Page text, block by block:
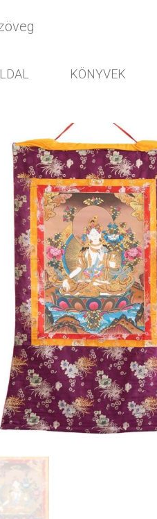
KÖNYVEK